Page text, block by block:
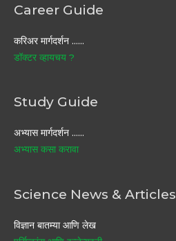
Career Guide
करिअर मार्गदर्शन ……
डॉक्टर व्हायचय ?
Study Guide
अभ्यास मार्गदर्शन ……
अभ्यास कसा करावा
Science News & Articles
विज्ञान बातम्या आणि लेख